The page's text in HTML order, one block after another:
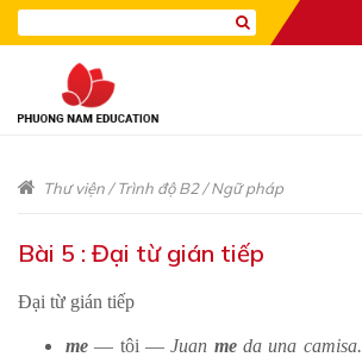
Thư viện/Trình độ B2/Ngữ pháp
Bài 5 : Đại từ gián tiếp
Đại từ gián tiếp
me — tôi —Juan me da una camisa.